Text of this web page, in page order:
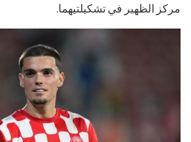
مركز الظهير في تشكيلتيهما.